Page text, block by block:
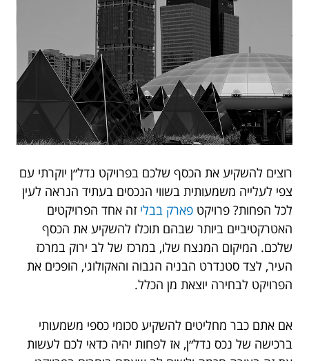
רוצים להשקיע את הכסף שלכם בפרויקט נדל״ן יוקרתי עם
צפי לעלייה משמעותית בשווי הנכסים בעתיד הנראה לעין
לכל הפחות? פרויקט פארק בבלי זה אחד הפרויקטים
האטרקטיביים ביותר שבהם תוכלו להשקיע את הכסף
שלכם. המיקום המנצח שלו, במרכז של לב ירוק במרכז
העיר, לצד סטנדרט הבניה הגבוה והאקולוגי, הופכים את
הפרויקט לבחירה יוצאת מן הכלל.
אם אתם כבר מחליטים להשקיע סכומי כספי משמעותי
ברכישה של נכס נדל״ן, אז לפחות יהיה כדאי לכם לעשות